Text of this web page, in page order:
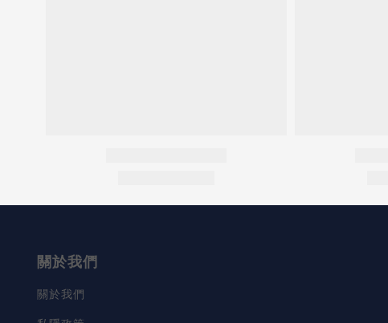
關於我們
關於我們